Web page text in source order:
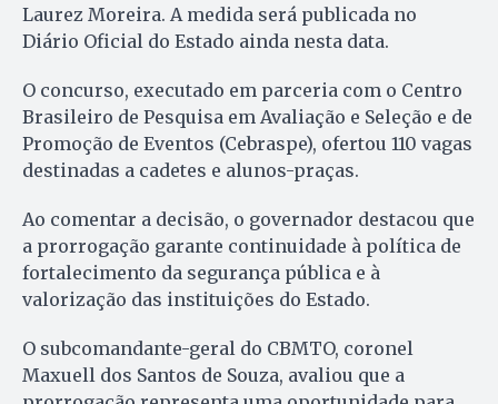
Laurez Moreira. A medida será publicada no
Diário Oficial do Estado ainda nesta data.
O concurso, executado em parceria com o Centro
Brasileiro de Pesquisa em Avaliação e Seleção e de
Promoção de Eventos (Cebraspe), ofertou 110 vagas
destinadas a cadetes e alunos-praças.
Ao comentar a decisão, o governador destacou que
a prorrogação garante continuidade à política de
fortalecimento da segurança pública e à
valorização das instituições do Estado.
O subcomandante-geral do CBMTO, coronel
Maxuell dos Santos de Souza, avaliou que a